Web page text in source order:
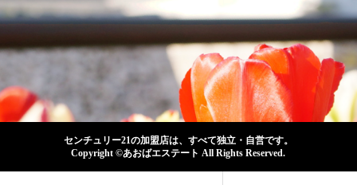
センチュリー21の加盟店は、すべて独立・自営です。
Copyright ©あおばエステート All Rights Reserved.